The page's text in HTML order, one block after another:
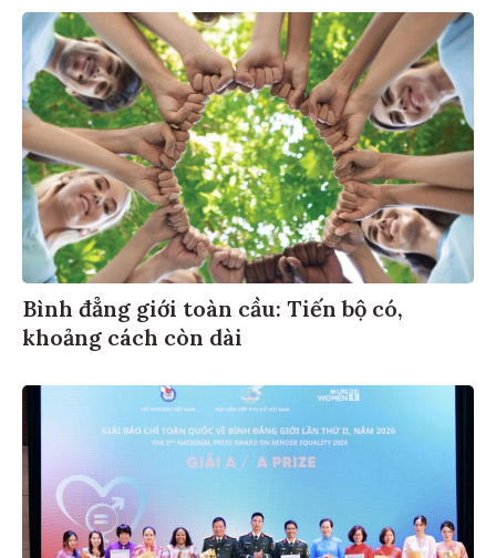
Bình đẳng giới toàn cầu: Tiến bộ có,
khoảng cách còn dài